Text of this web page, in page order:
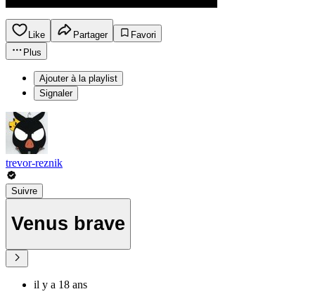
Like Partager
Favori
Plus
Ajouter à la playlist
Signaler
trevor-reznik
Suivre
Venus brave
il y a 18 ans